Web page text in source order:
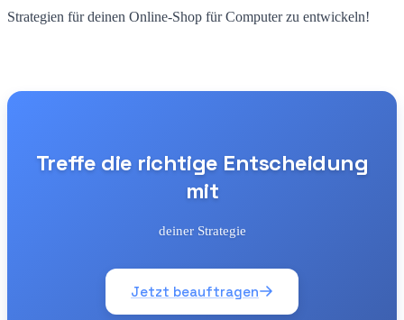
Strategien für deinen Online-Shop für Computer zu entwickeln!
Treffe die richtige Entscheidung
mit
deiner Strategie
Jetzt beauftragen